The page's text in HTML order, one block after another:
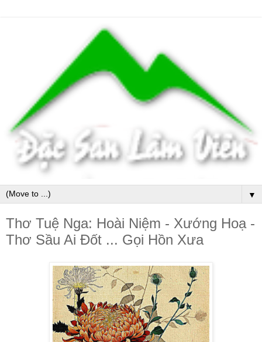
▼
Thơ Tuệ Nga: Hoài Niệm - Xướng Hoạ -
Thơ Sầu Ai Đốt ... Gọi Hồn Xưa